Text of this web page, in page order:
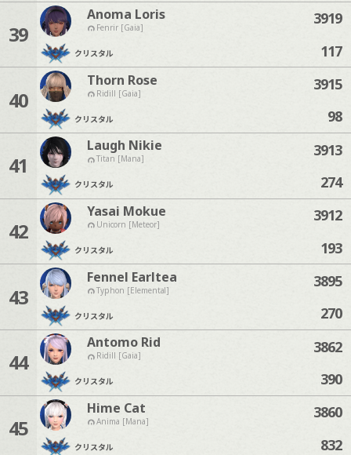
39
Anoma Loris
Fenrir [Gaia]
クリスタル
3919
117
40
Thorn Rose
Ridill [Gaia]
クリスタル
3915
98
41
Laugh Nikie
Titan [Mana]
クリスタル
3913
274
42
Yasai Mokue
Unicorn [Meteor]
クリスタル
3912
193
43
Fennel Earltea
Typhon [Elemental]
クリスタル
3895
270
44
Antomo Rid
Ridill [Gaia]
クリスタル
3862
390
45
Hime Cat
Anima [Mana]
クリスタル
3860
832